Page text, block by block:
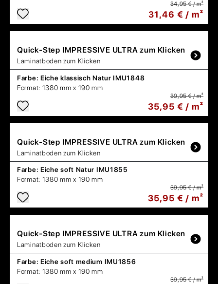
34,95 € / m²
31,46 € / m²
Quick-Step IMPRESSIVE ULTRA zum Klicken
Laminatboden zum Klicken
Farbe: Eiche klassisch Natur IMU1848
Format: 1380 mm x 190 mm
39,95 € / m²
35,95 € / m²
Quick-Step IMPRESSIVE ULTRA zum Klicken
Laminatboden zum Klicken
Farbe: Eiche soft Natur IMU1855
Format: 1380 mm x 190 mm
39,95 € / m²
35,95 € / m²
Quick-Step IMPRESSIVE ULTRA zum Klicken
Laminatboden zum Klicken
Farbe: Eiche soft medium IMU1856
Format: 1380 mm x 190 mm
39,95 € / m²